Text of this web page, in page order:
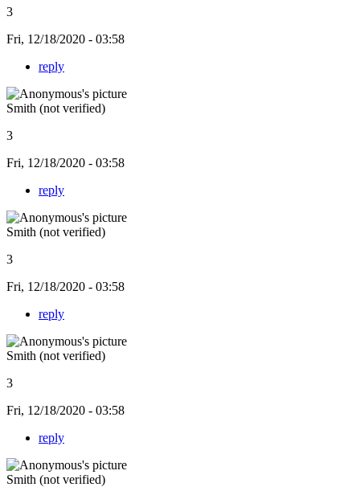
3
Fri, 12/18/2020 - 03:58
reply
Smith (not verified)
3
Fri, 12/18/2020 - 03:58
reply
Smith (not verified)
3
Fri, 12/18/2020 - 03:58
reply
Smith (not verified)
3
Fri, 12/18/2020 - 03:58
reply
Smith (not verified)